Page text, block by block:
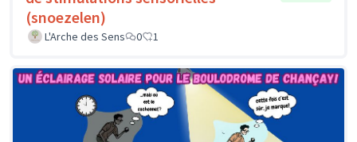
(snoezelen)
L'Arche des Sens 0 1